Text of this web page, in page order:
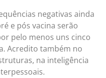
negativas ainda
e pós vacina serão
pelo menos uns cinco
Acredito também no
na inteligência